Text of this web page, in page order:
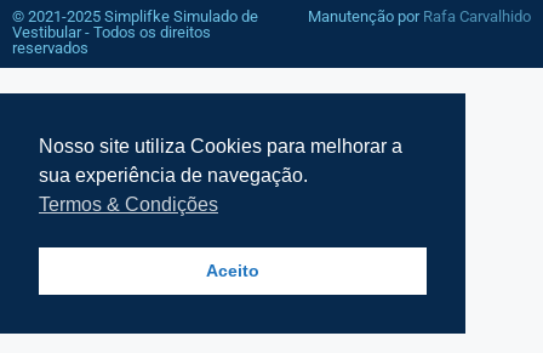
© 2021-2025 Simplifke Simulado de
Vestibular - Todos os direitos
reservados
Manutenção por Rafa Carvalhido
Nosso site utiliza Cookies para melhorar a
sua experiência de navegação.
Termos & Condições
Aceito